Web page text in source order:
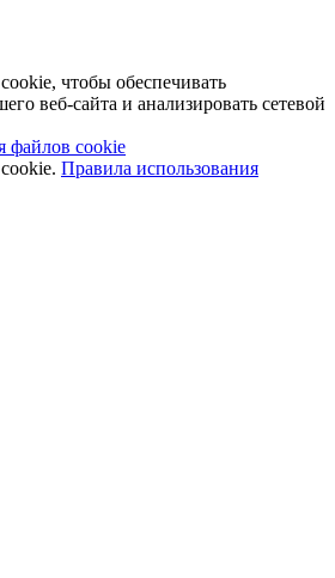
чтобы обеспечивать
веб-сайта и анализировать сетевой
файлов cookie
Правила использования